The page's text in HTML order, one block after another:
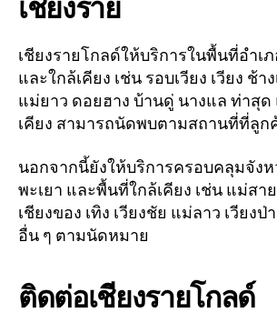
เชียงราย
เชียงรายโกลด์ให้บริการในพื้นที่อำเภ
และใกล้เคียง เช่น รอบเวียง เวียง ช้
แม่ยาว ดอยฮาง บ้านดู่ นางแล ท่าสุ
เคียง สามารถนัดพบตามสถานที่ที่ลูก
นอกจากนี้ยังให้บริการครอบคลุมจังห
พะเยา และพื้นที่ใกล้เคียง เช่น แม่ส
เชียงของ เทิง เวียงชัย แม่ลาว เวียงป่
อื่น ๆ ตามนัดหมาย
ติดต่อเชียงรายโกลด์